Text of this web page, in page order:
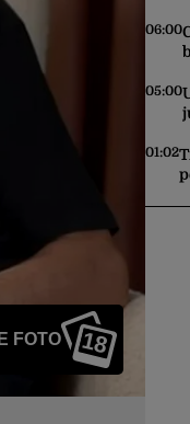
FOTO 18
06:00
05:00
01:02